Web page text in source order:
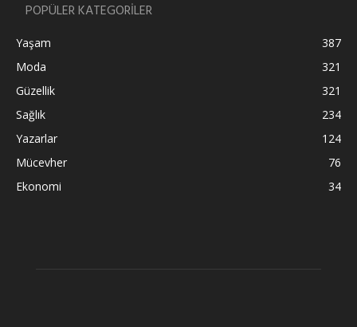
POPÜLER KATEGORİLER
Yaşam
387
Moda
321
Güzellik
321
Sağlık
234
Yazarlar
124
Mücevher
76
Ekonomi
34